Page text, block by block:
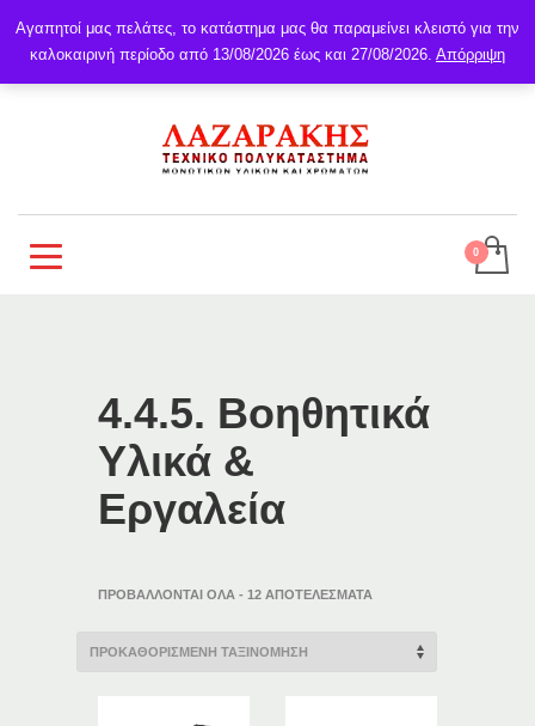
4.4.5. Βοηθητικά
Υλικά &
Εργαλεία
ΠΡΟΒΆΛΛΟΝΤΑΙ ΌΛΑ - 12 ΑΠΟΤΕΛΈΣΜΑΤΑ
Αγαπητοί μας πελάτες, το κατάστημα μας θα παραμείνει κλειστό για την
καλοκαιρινή περίοδο από 13/08/2026 έως και 27/08/2026. Απόρριψη